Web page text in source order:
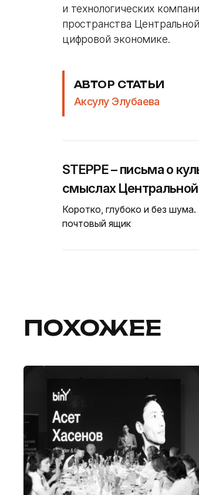
и технологических
пространства
цифровой экономике.
АВТОР СТАТЬИ
Аксулу Элубаева
STEPPE – письма о
смыслах
Коротко, глубоко и без
почтовый ящик
ПОХОЖЕЕ